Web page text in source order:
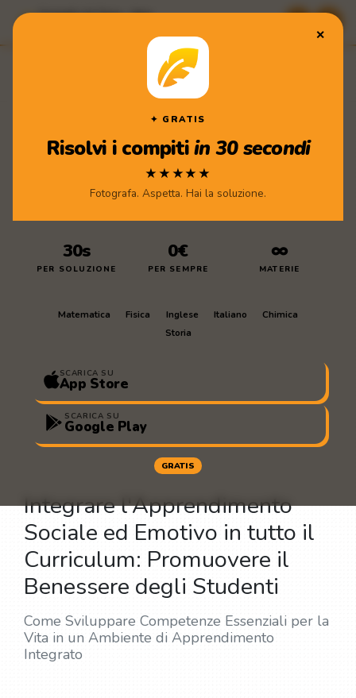
Compiti di Casa · App
✕
✦ GRATIS
Risolvi i compitiin 30 secondi
★★★★★
Fotografa. Aspetta. Hai la soluzione.
30s
PER SOLUZIONE
0€
PER SEMPRE
∞
MATERIE
Matematica Fisica Inglese Italiano
Chimica
Storia
SCARICA SU
App Store
SCARICA SU
Google Play
GRATIS
Integrare l'Apprendimento
Sociale ed Emotivo in tutto il
Curriculum: Promuovere il
Benessere degli Studenti
Come Sviluppare Competenze Essenziali per la
Vita in un Ambiente di Apprendimento
Integrato